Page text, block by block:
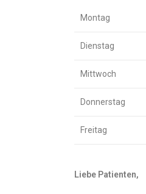
Montag
Dienstag
Mittwoch
Donnerstag
Freitag
Liebe Patienten,